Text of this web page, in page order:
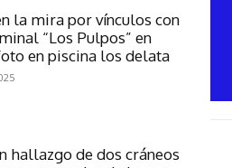
la mira por vínculos con
“Los Pulpos” en
en piscina los delata
hallazgo de dos cráneos